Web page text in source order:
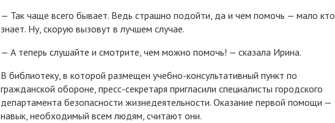
— Так чаще всего бывает. Ведь страшно подойти, да и чем помочь — мало кто
знает. Ну, скорую вызовут в лучшем случае.
— А теперь слушайте и смотрите, чем можно помочь! — сказала Ирина.
В библиотеку, в которой размещен учебно-консультативный пункт по
гражданской обороне, пресс-секретаря пригласили специалисты городского
департамента безопасности жизнедеятельности. Оказание первой помощи —
навык, необходимый всем людям, считают они.